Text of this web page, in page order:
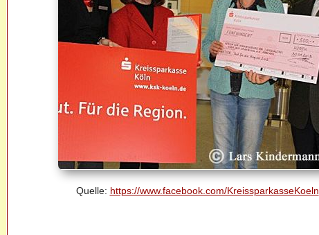
Quelle: https://www.facebook.com/KreissparkasseKoeln